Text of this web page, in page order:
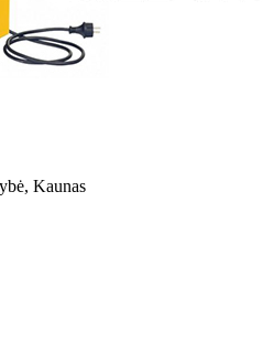
Kaunas